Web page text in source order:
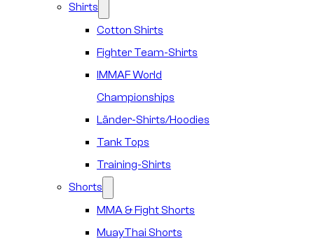
Shirts
Cotton Shirts
Fighter Team-Shirts
IMMAF World
Championships
Länder-Shirts/Hoodies
Tank Tops
Training-Shirts
Shorts
MMA & Fight Shorts
MuayThai Shorts